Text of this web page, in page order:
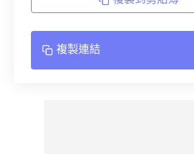
複製連結